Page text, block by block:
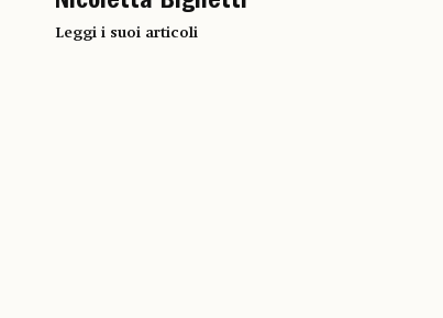
Leggi i suoi articoli